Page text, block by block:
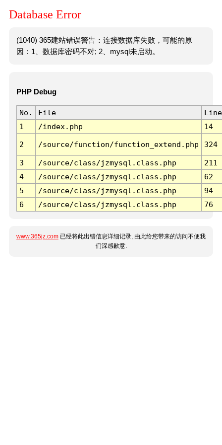
Database Error
(1040) 365建站错误警告：连接数据库失败，可能的原
因：1、数据库密码不对; 2、mysql未启动。
PHP Debug
No. File
Line
1
/index.php 14
2 /source/function/function_extend.php 324
3 /source/class/jzmysql.class.php
211
4
/source/class/jzmysql.class.php
62
5
/source/class/jzmysql.class.php
94
6
/source/class/jzmysql.class.php 76
www.365jz.com 已经将此出错信息详细记录, 由此给您带来的访问不便我
们深感歉意.